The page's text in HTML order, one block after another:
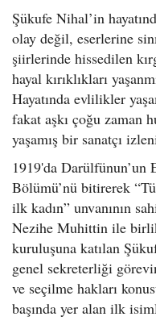
Şükufe Nihal’in
olay değil, eserlerine
şiirlerinde hissedilen
hayal kırıklıkları
Hayatında evlilikler
fakat aşkı çoğu zaman
yaşamış bir sanatçı
1919'da Darülfünun’un
Bölümü’nü bitirerek
ilk kadın” unvanının
Nezihe Muhittin ile
kuruluşuna katılan
genel sekreterliği
ve seçilme hakları
başında yer alan ilk